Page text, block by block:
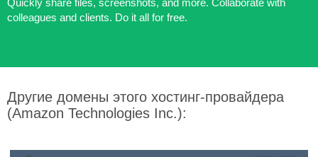
Quickly share files, screenshots, and more. Collaborate with
colleagues and clients. Do it all for free.
Другие домены этого хостинг-провайдера
(Amazon Technologies Inc.):